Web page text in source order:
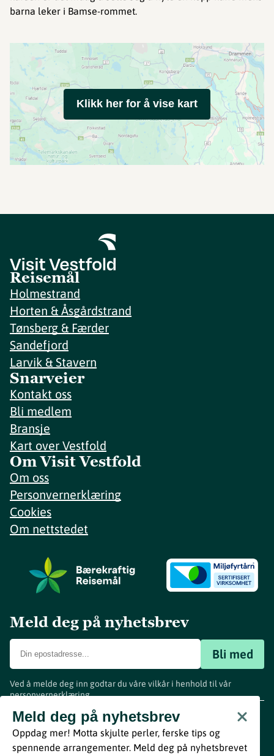
barna leker i Bamse-rommet.
Klikk her for å vise kart
Reisemål
Holmestrand
Horten & Åsgårdstrand
Tønsberg & Færder
Sandefjord
Larvik & Stavern
Snarveier
Kontakt oss
Bli medlem
Bransje
Kart over Vestfold
Om Visit Vestfold
Om oss
Personvernerklæring
Cookies
Om nettstedet
Meld deg på nyhetsbrev
Bli med
Ved å melde deg inn godtar du våre vilkår i henhold til vår
personvernerklæring.
Meld deg på nyhetsbrev
Oppdag mer! Motta skjulte perler, ferske tips og
spennende arrangementer. Meld deg på nyhetsbrevet
www.visitvestfold.com
Turistinformasjon
Vestfold Fylkeskommune